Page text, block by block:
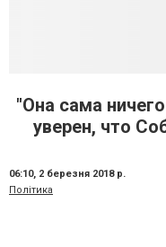
"Она сама
уверен, что
06:10, 2 березня 2018 р.
Політика